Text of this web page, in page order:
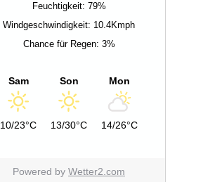
Feuchtigkeit: 79%
Windgeschwindigkeit: 10.4Kmph
Chance für Regen: 3%
Sam
10/23°C
Son
13/30°C
Mon
14/26°C
Powered by Wetter2.com